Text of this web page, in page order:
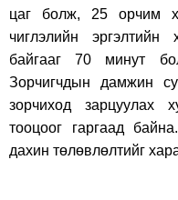
цаг болж, 25 орчим
чиглэлийн
байгааг 70 минут
Зорчигчдын дамжин
зорчиход зарцуулах
тооцоог гаргаад
дахин төлөвлөлтийг